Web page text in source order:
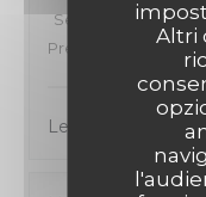
Altri
Servizio
4/5
Prezzo
Le cadre est